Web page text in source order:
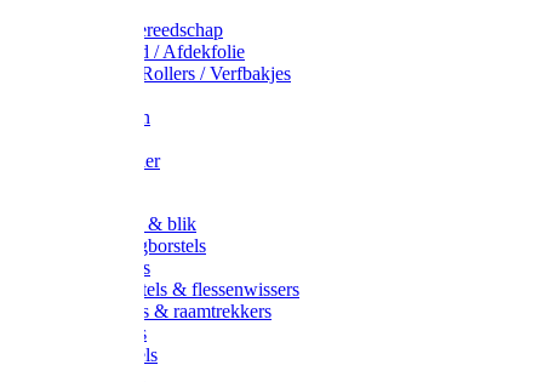
Schildersgereedschap
Afplakband / Afdekfolie
Kwasten / Rollers / Verfbakjes
Afdekfoliën
Schuurpapier
Handveger & blik
Voetenveegborstels
Handvegers
Afwasborstels & flessenwissers
Wasborstels & raamtrekkers
Tonborstels
Werkborstels